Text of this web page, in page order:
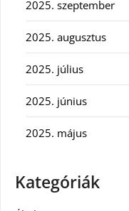
2025. szeptember
2025. augusztus
2025. július
2025. június
2025. május
Kategóriák